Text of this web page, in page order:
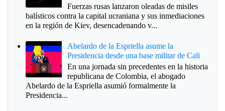
Fuerzas rusas lanzaron oleadas de misiles
balísticos contra la capital ucraniana y sus inmediaciones
en la región de Kiev, desencadenando v...
Abelardo de la Espriella asume la
Presidencia desde una base militar de Cali
En una jornada sin precedentes en la historia
republicana de Colombia, el abogado
Abelardo de la Espriella asumió formalmente la
Presidencia...